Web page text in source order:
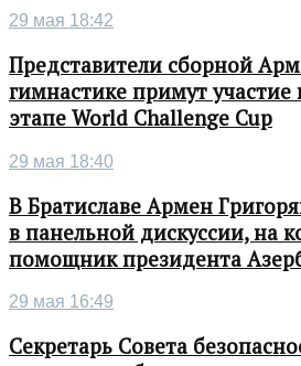
29 мая 18:42
Представители сборной
гимнастике примут
этапе World Challenge Cup
29 мая 18:40
В Братиславе Армен
в панельной дискуссии, на
помощник президента
29 мая 16:49
Секретарь Совета